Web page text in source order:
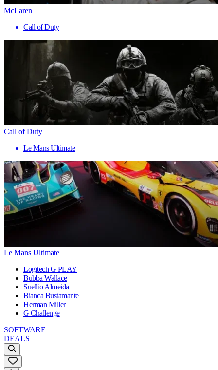
McLaren
Call of Duty
Call of Duty
Le Mans Ultimate
Le Mans Ultimate
Logitech G PLAY
Bubba Wallace
Suellio Almeida
Bianca Bustamante
Herman Miller
G Challenge
SOFTWARE
DEALS